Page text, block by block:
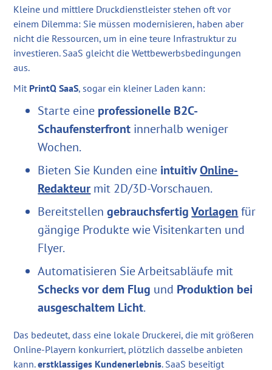
Kleine und mittlere Druckdienstleister stehen oft vor
einem Dilemma: Sie müssen modernisieren, haben aber
nicht die Ressourcen, um in eine teure Infrastruktur zu
investieren. SaaS gleicht die Wettbewerbsbedingungen
aus.
Mit PrintQ SaaS, sogar ein kleiner Laden kann:
Starte eine professionelle B2C-
Schaufensterfront innerhalb weniger
Wochen.
Bieten Sie Kunden eine intuitivOnline-
Redakteur mit 2D/3D-Vorschauen.
BereitstellengebrauchsfertigVorlagen für
gängige Produkte wie Visitenkarten und
Flyer.
Automatisieren Sie Arbeitsabläufe mit
Schecks vor dem Flug und Produktion bei
ausgeschaltem Licht.
Das bedeutet, dass eine lokale Druckerei, die mit größeren
Online-Playern konkurriert, plötzlich dasselbe anbieten
kann.erstklassiges Kundenerlebnis. SaaS beseitigt